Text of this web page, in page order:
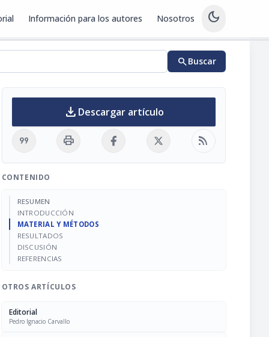
Información para los autores Nosotros dark_mode
searchBuscar
download Descargar artículo
format_quote print rss_feed
CONTENIDO
RESUMEN
INTRODUCCIÓN
MATERIAL Y MÉTODOS
RESULTADOS
DISCUSIÓN
REFERENCIAS
OTROS ARTÍCULOS
Editorial
Pedro Ignacio Carvallo